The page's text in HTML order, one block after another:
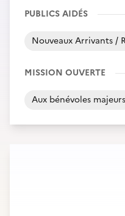
PUBLICS AIDÉS
Nouveaux Arrivants /
MISSION OUVERTE
Aux bénévoles majeurs